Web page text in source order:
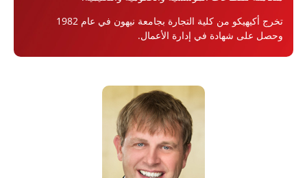
تخرج أكيهيكو من كلية التجارة بجامعة نيهون في عام 1982
وحصل على شهادة في إدارة الأعمال.